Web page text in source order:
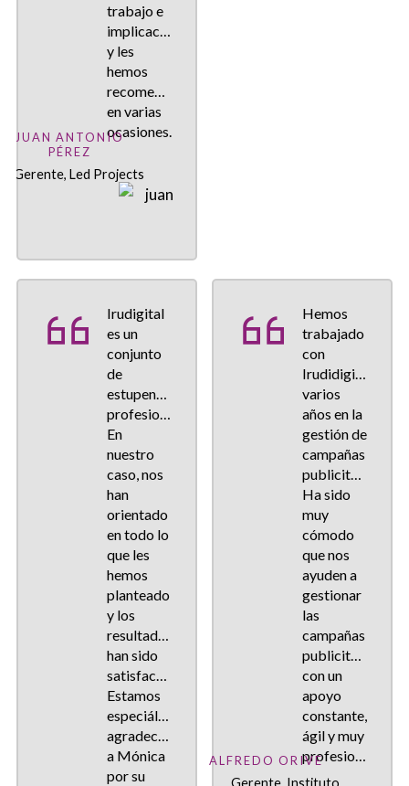
trabajo e
implicación,
y les
hemos
recomendado
en varias
ocasiones.
JUAN ANTONIO
PÉREZ
Gerente, Led Projects
Irudigital
es un
conjunto
de
estupendos
profesionales.
En
nuestro
caso, nos
han
orientado
en todo lo
que les
hemos
planteado
y los
resultados
han sido
satisfactorios.
Estamos
especiálmente
agradecid@s
a Mónica
por su
Hemos
trabajado
con
Irudidigital
varios
años en la
gestión de
campañas
publicitarias.
Ha sido
muy
cómodo
que nos
ayuden a
gestionar
las
campañas
publicitarias
con un
apoyo
constante,
ágil y muy
ALFREDO ORIVE
Gerente, Instituto